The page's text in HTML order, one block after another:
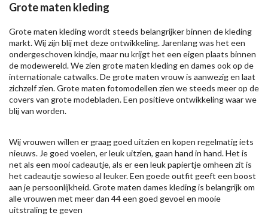
Grote maten kleding
Grote maten kleding wordt steeds belangrijker binnen de kleding
markt. Wij zijn blij met deze ontwikkeling. Jarenlang was het een
ondergeschoven kindje, maar nu krijgt het een eigen plaats binnen
de modewereld. We zien grote maten kleding en dames ook op de
internationale catwalks. De grote maten vrouw is aanwezig en laat
zichzelf zien. Grote maten fotomodellen zien we steeds meer op de
covers van grote modebladen. Een positieve ontwikkeling waar we
blij van worden.
Wij vrouwen willen er graag goed uitzien en kopen regelmatig iets
nieuws. Je goed voelen, er leuk uitzien, gaan hand in hand. Het is
net als een mooi cadeautje, als er een leuk papiertje omheen zit is
het cadeautje sowieso al leuker. Een goede outfit geeft een boost
aan je persoonlijkheid. Grote maten dames kleding is belangrijk om
alle vrouwen met meer dan 44 een goed gevoel en mooie
uitstraling te geven